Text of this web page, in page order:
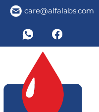
care@alfalabs.com